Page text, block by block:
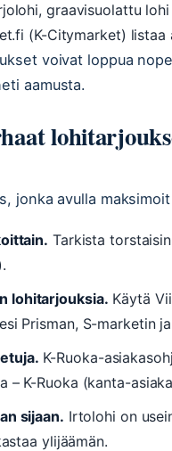
graavisuolattu
(K-Citymarket) listaa
voivat loppua
aamusta.
jonka avulla
Tarkista
lohitarjouksia. Käytä
Prisman, S-marketin
K-Ruoka-
– K-Ruoka (kanta-
sijaan. Irtolohi on
ylijäämän.